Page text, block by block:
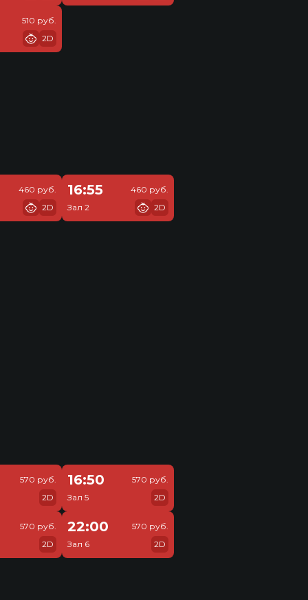
510 руб.
2D
460 руб.
2D
16:55
Зал 2
460 руб.
2D
570 руб.
2D
16:50
Зал 5
570 руб.
2D
570 руб.
2D
22:00
Зал 6
570 руб.
2D